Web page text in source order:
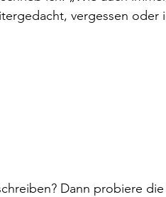
vergessen
Dann probiere